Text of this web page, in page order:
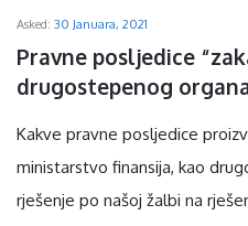
D
i
s
y
L
a
Asked: 30 Januara, 2021
Pravne posljedice
drugostepenog
Kakve pravne posljedice
ministarstvo finansija, kao
rješenje po našoj žalbi na